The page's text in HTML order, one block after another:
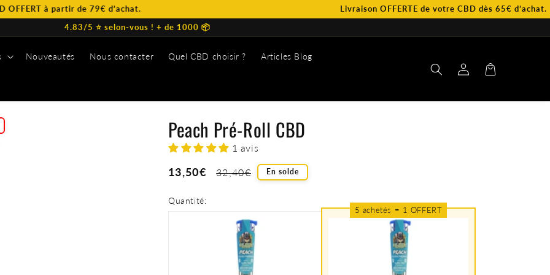
à partir de 79€ d’achat.
Livraison OFFERTE de votre CBD dès 65€ d’achat.
4.83/5 ⭐️ selon-vous ! + de 1000 📦
Nouveautés Nous contacter Quel CBD choisir ? Articles Blog
Connexion Panier
Peach Pré-Roll CBD
1 avis
Prix
13,50€
Prix
32,40€ En solde
Quantité:
5 achetés = 1 OFFERT